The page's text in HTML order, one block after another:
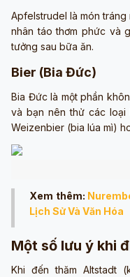
Apfelstrudel là món tráng
nhân táo thơm phức và
tưởng sau bữa ăn.
Bier (Bia Đức)
Bia Đức là một phần
và bạn nên thử các loại
Weizenbier (bia lúa mì)
Xem thêm:
Lịch Sử Và Văn Hóa
Một số lưu ý khi
Khi đến thăm Altstadt